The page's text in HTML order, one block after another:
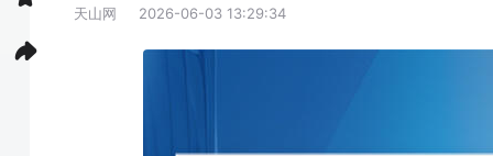
天山网 2026-06-03 13:29:34